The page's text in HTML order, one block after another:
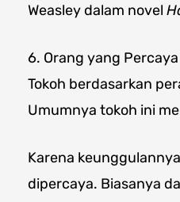
Weasley dalam novel
6. Orang yang
Tokoh berdasarkan
Umumnya tokoh ini
Karena
dipercaya. Biasanya